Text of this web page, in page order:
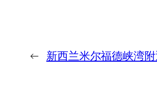
← 新西兰米尔福德峡湾